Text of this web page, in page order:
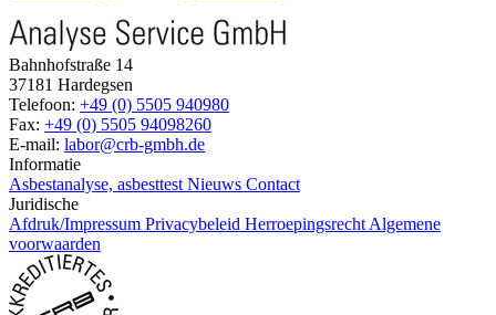
Bahnhofstraße 14
37181 Hardegsen
Telefoon: +49 (0) 5505 940980
Fax: +49 (0) 5505 94098260
E-mail: labor@crb-gmbh.de
Informatie
Asbestanalyse, asbesttest Nieuws Contact
Juridische
Afdruk/Impressum Privacybeleid Herroepingsrecht Algemene
voorwaarden